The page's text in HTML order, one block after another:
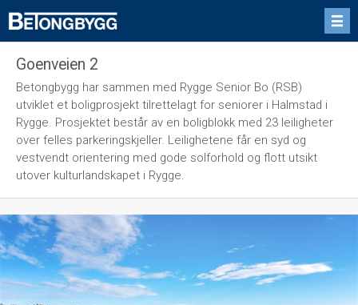
Goenveien 2
Betongbygg har sammen med Rygge Senior Bo (RSB)
utviklet et boligprosjekt tilrettelagt for seniorer i Halmstad i
Rygge. Prosjektet består av en boligblokk med 23 leiligheter
over felles parkeringskjeller. Leilighetene får en syd og
vestvendt orientering med gode solforhold og flott utsikt
utover kulturlandskapet i Rygge.